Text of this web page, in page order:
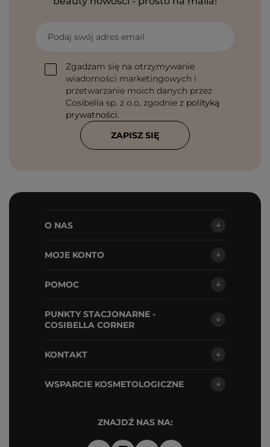
Podaj swój adres email
Zgadzam się na otrzymywanie
wiadomości marketingowych i
przetwarzanie moich danych przez
Cosibella sp. z o.o, zgodnie z polityką
prywatności.
ZAPISZ SIĘ
O NAS
MOJE KONTO
POMOC
PUNKTY STACJONARNE -
COSIBELLA CORNER
KONTAKT
WSPARCIE KOSMETOLOGICZNE
ZNAJDŹ NAS NA: